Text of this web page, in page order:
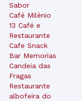
Sabor
Café Milénio
13 Café e
Restaurante
Cafe Snack
Bar Memorias
Candeia das
Fragas
Restaurante
albofeira do